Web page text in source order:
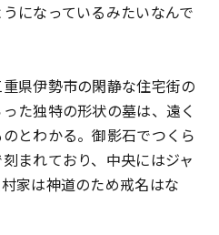
になっているみたいなんで
県伊勢市の閑静な住宅街の
た独特の形状の墓は、遠く
とわかる。御影石でつくら
まれており、中央にはジャ
家は神道のため戒名はな